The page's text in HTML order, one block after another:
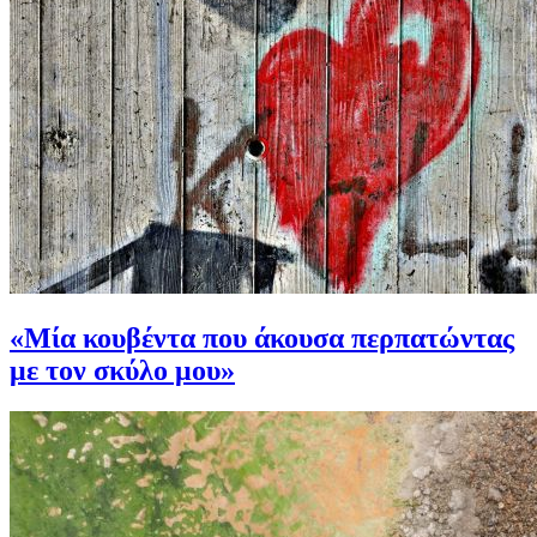
«Μία κουβέντα που άκουσα περπατώντας
με τον σκύλο μου»